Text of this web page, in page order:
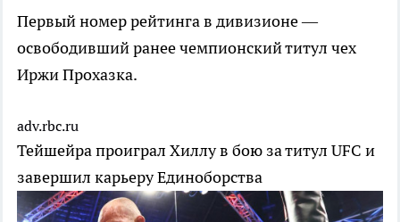
Первый номер рейтинга в дивизионе —
освободивший ранее чемпионский титул чех
Иржи Прохазка.
adv.rbc.ru
Тейшейра проиграл Хиллу в бою за титул UFC и
завершил карьеруЕдиноборства